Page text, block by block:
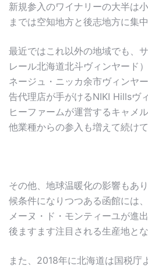
新規参入のワイナリーの大半は
までは空知地方と後志地方に集
最近ではこれ以外の地域でも、
レール北海道北斗ヴィンヤード
ネージュ・ニッカ余市ヴィンヤ
告代理店が手がけるNIKI Hillsヴ
ヒーファームが運営するキャメ
他業種からの参入も増えて続けて
その他、地球温暖化の影響もあ
候条件になりつつある函館には
メーヌ・ド・モンティーユが進
後ますます注目される生産地とな
また、2018年に北海道は国税庁